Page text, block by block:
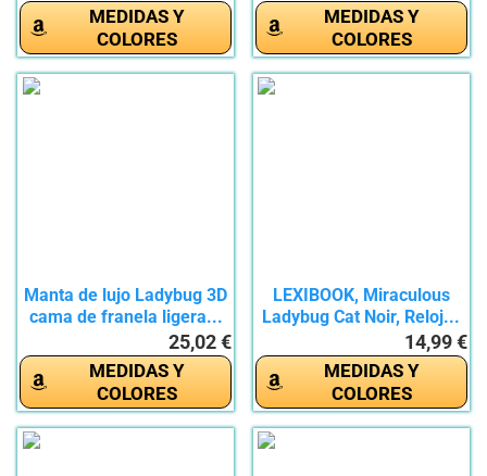
MEDIDAS Y
COLORES
MEDIDAS Y
COLORES
Manta de lujo Ladybug 3D
cama de franela ligera...
25,02 €
MEDIDAS Y
COLORES
LEXIBOOK, Miraculous
Ladybug Cat Noir, Reloj...
14,99 €
MEDIDAS Y
COLORES